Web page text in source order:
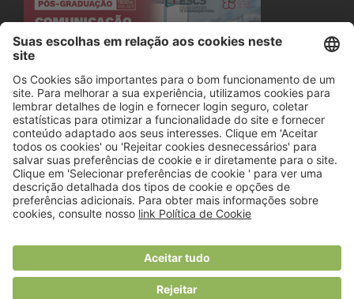
© 2018 Viver Saudável
O portal dos profissionais de nutrição